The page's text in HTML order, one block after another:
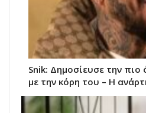
Snik: Δημοσίευσε την
με την κόρη του – Η